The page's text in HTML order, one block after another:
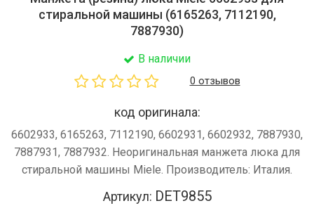
стиральной машины (6165263, 7112190,
7887930)
В наличии
0 отзывов
код оригинала:
6602933, 6165263, 7112190, 6602931, 6602932, 7887930,
7887931, 7887932. Неоригинальная манжета люка для
стиральной машины Miele. Производитель: Италия.
Артикул: DET9855